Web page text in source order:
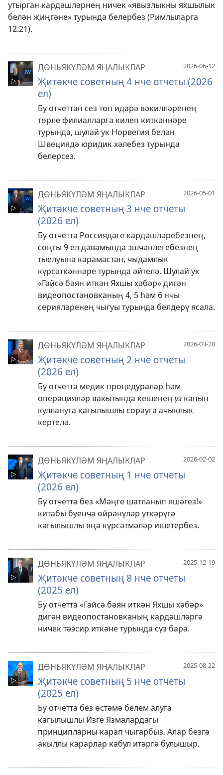
утырган кардәшләрнең ничек «явызлыкны яхшылык
белән җиңгәне» турында белербез (Римлыларга
12:21).
2026-06-12
ДӨНЬЯКҮЛӘМ ЯҢАЛЫКЛАР
Җитәкче советның 4 нче отчеты (2026
ел)
Бу отчеттан сез төп идарә вәкилләренең
төрле филиалларга килеп киткәннәре
турында, шулай ук Норвегия белән
Швециядә юридик хәлебез турында
белерсез.
2026-05-01
ДӨНЬЯКҮЛӘМ ЯҢАЛЫКЛАР
Җитәкче советның 3 нче отчеты
(2026 ел)
Бу отчетта Россиядәге кардәшләребезнең,
соңгы 9 ел дәвамында эшчәнлегебезнең
тыелуына карамастан, чыдамлык
күрсәткәннәре турында әйтелә. Шулай ук
«Гайсә бәян иткән Яхшы хәбәр» дигән
видеопостановканың 4, 5 һәм 6 нчы
серияләренең чыгуы турында белдерү ясала.
2026-03-20
ДӨНЬЯКҮЛӘМ ЯҢАЛЫКЛАР
Җитәкче советның 2 нче отчеты
(2026 ел)
Бу отчетта медик процедуралар һәм
операцияләр вакытында кешенең үз канын
куллануга кагылышлы сорауга ачыклык
кертелә.
2026-02-02
ДӨНЬЯКҮЛӘМ ЯҢАЛЫКЛАР
Җитәкче советның 1 нче отчеты
(2026 ел)
Бу отчетта без «Мәңге шатланып яшәгез!»
китабы буенча өйрәнүләр үткәрүгә
кагылышлы яңа күрсәтмәләр ишетербез.
2025-12-19
ДӨНЬЯКҮЛӘМ ЯҢАЛЫКЛАР
Җитәкче советның 8 нче отчеты
(2025 ел)
Бу отчетта «Гайсә бәян иткән Яхшы хәбәр»
дигән видеопостановканың кардәшләргә
ничек тәэсир иткәне турында сүз бара.
2025-08-22
ДӨНЬЯКҮЛӘМ ЯҢАЛЫКЛАР
Җитәкче советның 5 нче отчеты
(2025 ел)
Бу отчетта без өстәмә белем алуга
кагылышлы Изге Язмалардагы
принципларны карап чыгарбыз. Алар безгә
акыллы карарлар кабул итәргә булышыр.